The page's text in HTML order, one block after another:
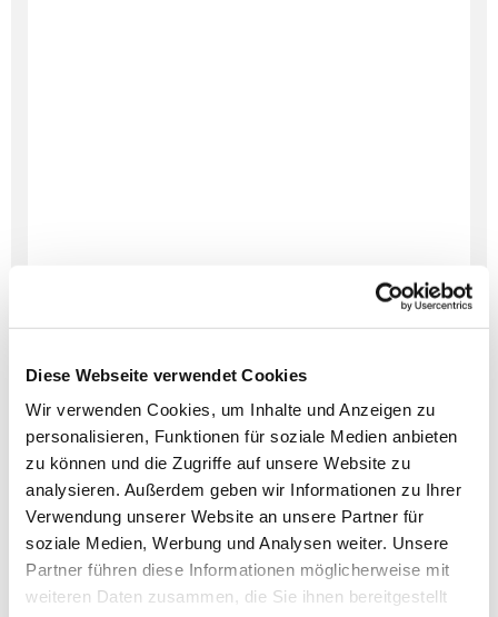
Diese Webseite verwendet Cookies
Wir verwenden Cookies, um Inhalte und Anzeigen zu
personalisieren, Funktionen für soziale Medien anbieten
zu können und die Zugriffe auf unsere Website zu
analysieren. Außerdem geben wir Informationen zu Ihrer
Verwendung unserer Website an unsere Partner für
soziale Medien, Werbung und Analysen weiter. Unsere
Partner führen diese Informationen möglicherweise mit
weiteren Daten zusammen, die Sie ihnen bereitgestellt
Dies könnte Sie auch
interessieren